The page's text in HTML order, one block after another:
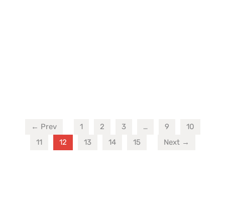
← Prev 1 2 3 … 9
10
11
12 13 14 15 Next →